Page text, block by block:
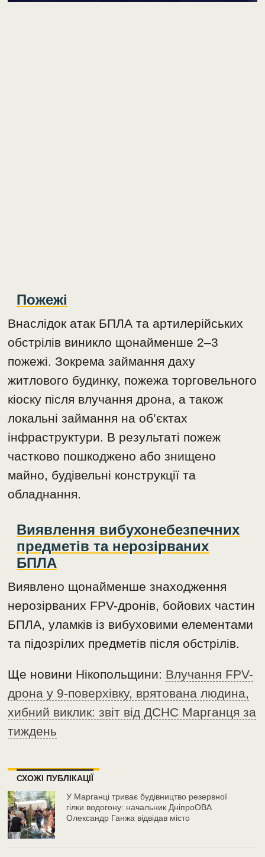
Пожежі
Внаслідок атак БПЛА та артилерійських
обстрілів виникло щонайменше 2–3
пожежі. Зокрема займання даху
житлового будинку, пожежа торговельного
кіоску після влучання дрона, а також
локальні займання на об’єктах
інфраструктури. В результаті пожеж
частково пошкоджено або знищено
майно, будівельні конструкції та
обладнання.
Виявлення вибухонебезпечних
предметів та нерозірваних
БПЛА
Виявлено щонайменше знаходження
нерозірваних FPV-дронів, бойових частин
БПЛА, уламків із вибуховими елементами
та підозрілих предметів після обстрілів.
Ще новини Нікопольщини: Влучання FPV-
дрона у 9-поверхівку, врятована людина,
хибний виклик: звіт від ДСНС Марганця за
тиждень
СХОЖІ ПУБЛІКАЦІЇ
У Марганці триває будівництво резервної
гілки водогону: начальник ДніпроОВА
Олександр Ганжа відвідав місто